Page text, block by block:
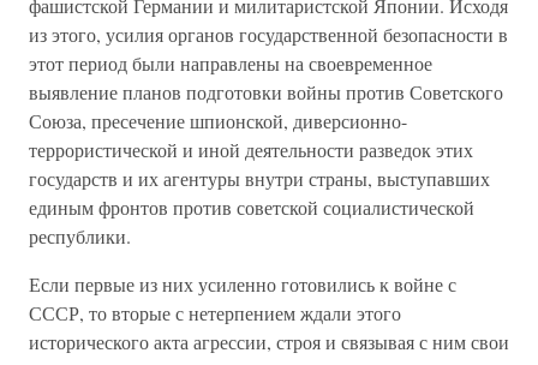
фашистской Германии и милитаристской Японии. Исходя
из этого, усилия органов государственной безопасности в
этот период были направлены на своевременное
выявление планов подготовки войны против Советского
Союза, пресечение шпионской, диверсионно-
террористической и иной деятельности разведок этих
государств и их агентуры внутри страны, выступавших
единым фронтов против советской социалистической
республики.
Если первые из них усиленно готовились к войне с
СССР, то вторые с нетерпением ждали этого
исторического акта агрессии, строя и связывая с ним свои